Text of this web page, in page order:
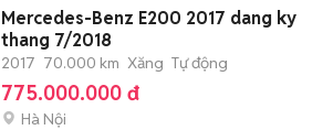
Mercedes-Benz E200 2017 dang ky
thang 7/2018
2017 70.000 km Xăng Tự động
775.000.000 đ
Hà Nội